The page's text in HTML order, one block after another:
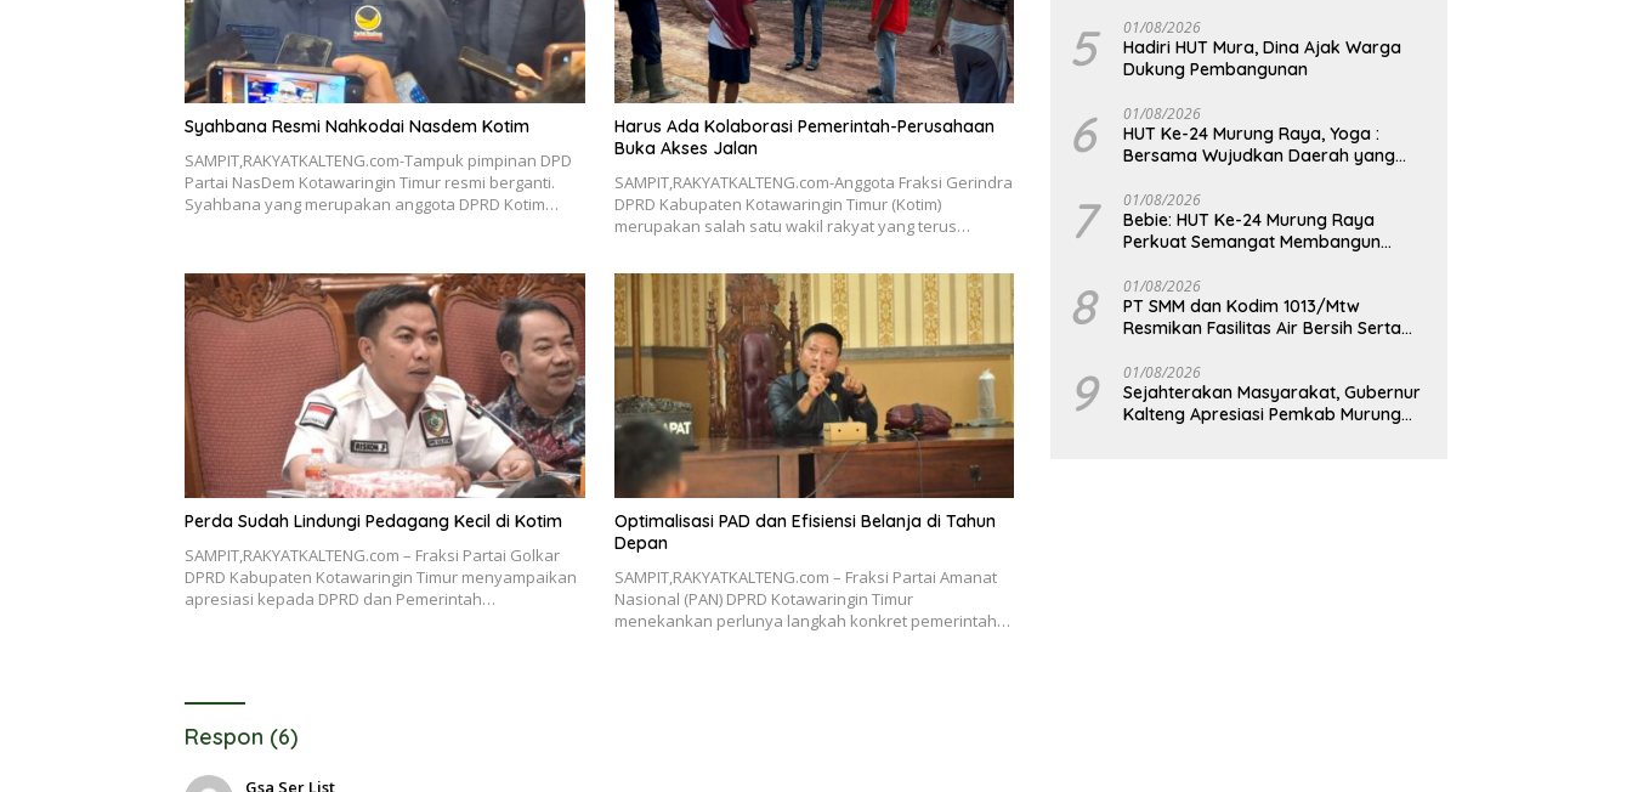
Syahbana Resmi Nahkodai Nasdem Kotim
SAMPIT,RAKYATKALTENG.com-Tampuk pimpinan DPD
Partai NasDem Kotawaringin Timur resmi berganti.
Syahbana yang merupakan anggota DPRD Kotim…
Harus Ada Kolaborasi Pemerintah-Perusahaan
Buka Akses Jalan
SAMPIT,RAKYATKALTENG.com-Anggota Fraksi Gerindra
DPRD Kabupaten Kotawaringin Timur (Kotim)
merupakan salah satu wakil rakyat yang terus…
Perda Sudah Lindungi Pedagang Kecil di Kotim
SAMPIT,RAKYATKALTENG.com – Fraksi Partai Golkar
DPRD Kabupaten Kotawaringin Timur menyampaikan
apresiasi kepada DPRD dan Pemerintah…
Optimalisasi PAD dan Efisiensi Belanja di Tahun
Depan
SAMPIT,RAKYATKALTENG.com – Fraksi Partai Amanat
Nasional (PAN) DPRD Kotawaringin Timur
menekankan perlunya langkah konkret pemerintah…
Respon (6)
Gsa Ser List
yang Lebih Besar
5 01/08/2026
Hadiri HUT Mura, Dina Ajak Warga
Dukung Pembangunan
6 01/08/2026
HUT Ke-24 Murung Raya, Yoga :
Bersama Wujudkan Daerah yang
7 01/08/2026
Bebie: HUT Ke-24 Murung Raya
Perkuat Semangat Membangun
8 01/08/2026
PT SMM dan Kodim 1013/Mtw
Resmikan Fasilitas Air Bersih Serta
Masyarakat
9 01/08/2026
Sejahterakan Masyarakat, Gubernur
Kalteng Apresiasi Pemkab Murung